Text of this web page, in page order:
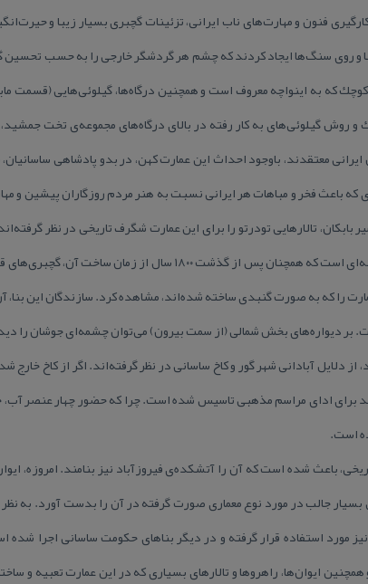
فنون و مهارت‌های ناب ایرانی، تزئینات گچبری بسیار زیبا و
و روی سنگ‌ها ایجاد كرد‌ند كه چشم هر گردشگر خارجی را به حسب تحسین
كه به اینواچه معروف است و همچنین درگاه‌ها، گیلوئی‌هایی (قسمت
روش گیلوئی‌های به كار رفته در بالای درگاه‌های مجموعه‌ی تخت
معتقدند، باوجود احداث این عمارت كهن، در بدو پادشاهی
كه باعث فخر و مباهات هر ایرانی نسبت به هنر مردم روزگاران پیشین و
تالارهایی تودرتو را برای این عمارت شگرف تاریخی در نظر
استحكام تزئینات این بنای ایران كهن به گونه‌ای است كه همچنان پس
را كه به صورت گنبدی ساخته شده‌اند، مشاهده كرد. سازندگان این بنا،
بر دیواره‌های بخش شمالی (از سمت بیرون) می‌توان چشمه‌ای جوشان را
دلایل آبادانی شهر گور و كاخ ساسانی در نظر گرفته‌اند. اگر از كاخ خارج
برای ادای مراسم مذهبی تاسیس شده است. چرا كه حضور چهار عنصر آب،
است.
باعث شده است كه آن را آتشكده‌ی فیروزآباد نیز بنامند. امروزه،
بسیار جالب در مورد نوع معماری صورت گرفته در آن را بدست آورد. به
مورد استفاده قرار گرفته و در دیگر بناهای حكومت ساسانی اجرا
ایوان‌ها، راهروها و تالارهای بسیاری كه در این عمارت تعبیه و